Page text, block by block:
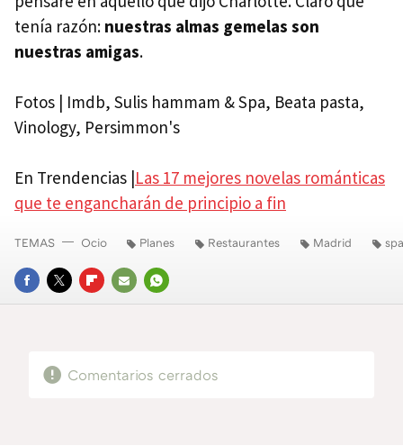
tenía razón: nuestras almas gemelas son
nuestras amigas.
Fotos | Imdb, Sulis hammam & Spa, Beata pasta,
Vinology, Persimmon's
En Trendencias |Las 17 mejores novelas románticas
que te engancharán de principio a fin
FACEBOOK
TWITTERFLIPBOARD
E-
WHATSAPP
TEMAS Ocio Planes Restaurantes Madrid spa
Comentarios cerrados